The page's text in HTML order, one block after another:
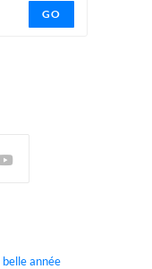
GO
belle année